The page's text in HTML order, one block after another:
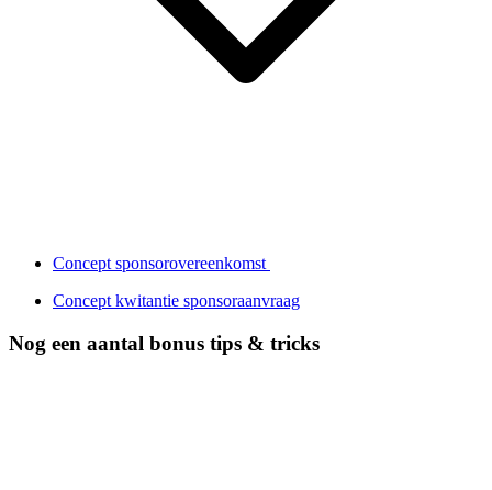
Concept sponsorovereenkomst
Concept kwitantie sponsoraanvraag
Nog een aantal bonus tips & tricks